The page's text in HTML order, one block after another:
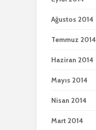
Ağustos 2014
Temmuz 2014
Haziran 2014
Mayıs 2014
Nisan 2014
Mart 2014